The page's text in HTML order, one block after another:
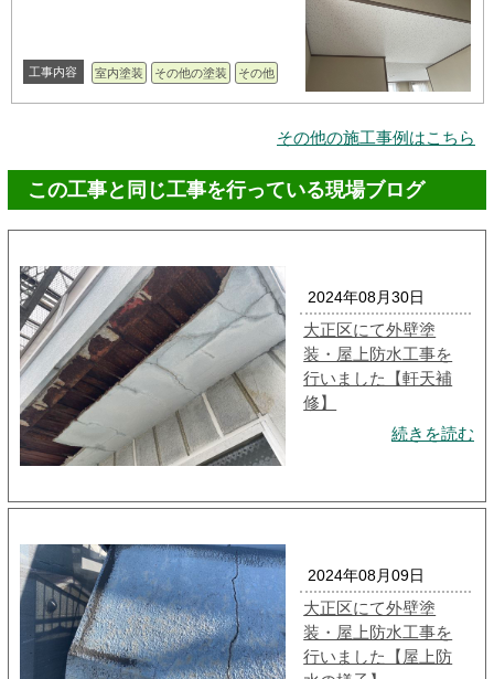
工事内容 室内塗装 その他の塗装 その他
その他の施工事例はこちら
この工事と同じ工事を行っている現場ブログ
2024年08月30日
大正区にて外壁塗
装・屋上防水工事を
行いました【軒天補
修】
続きを読む
2024年08月09日
大正区にて外壁塗
装・屋上防水工事を
行いました【屋上防